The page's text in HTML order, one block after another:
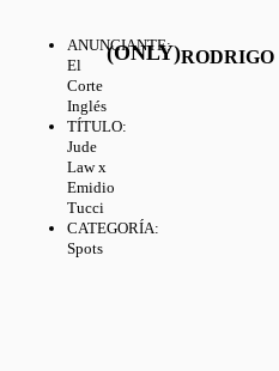
ANUNCIANTE:
El
Corte
Inglés
TÍTULO:
Jude
Law x
Emidio
Tucci
CATEGORÍA:
Spots
(ONLY)RODRIGO